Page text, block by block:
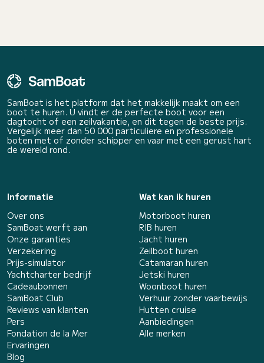
SamBoat is het platform dat het makkelijk maakt om een
boot te huren. U vindt er de perfecte boot voor een
dagtocht of een zeilvakantie, en dit tegen de beste prijs.
Vergelijk meer dan 50 000 particuliere en professionele
boten met of zonder schipper en vaar met een gerust hart
de wereld rond.
Informatie
Over ons
SamBoat werft aan
Onze garanties
Verzekering
Prijs-simulator
Yachtcharter bedrijf
Cadeaubonnen
SamBoat Club
Reviews van klanten
Pers
Fondation de la Mer
Ervaringen
Blog
Wat kan ik huren
Motorboot huren
RIB huren
Jacht huren
Zeilboot huren
Catamaran huren
Jetski huren
Woonboot huren
Verhuur zonder vaarbewijs
Hutten cruise
Aanbiedingen
Alle merken